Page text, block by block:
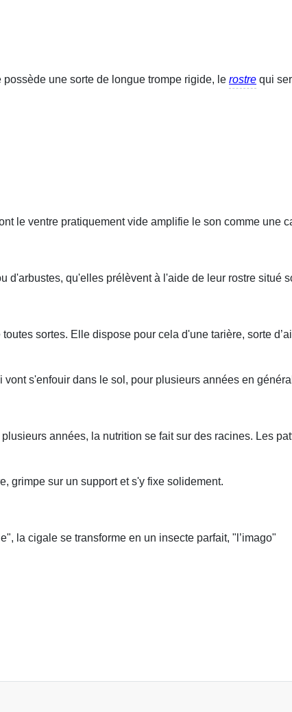
une sorte de longue trompe rigide, le rostre qui
le ventre pratiquement vide amplifie le son comme une
d'arbustes, qu'elles prélèvent à l'aide de leur rostre situé
sortes. Elle dispose pour cela d'une tarière, sorte
s'enfouir dans le sol, pour plusieurs années en
années, la nutrition se fait sur des racines. Les
grimpe sur un support et s'y fixe solidement.
la cigale se transforme en un insecte parfait, ʺl’imagoʺ